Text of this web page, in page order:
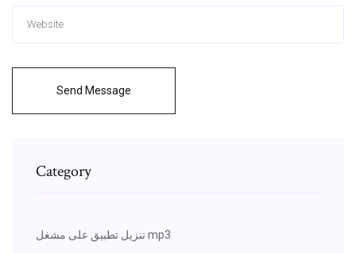
Send Message
Category
تنزيل تطبيق على مشغل mp3